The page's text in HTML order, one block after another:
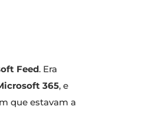
Feed. Era
365, e
que estavam a